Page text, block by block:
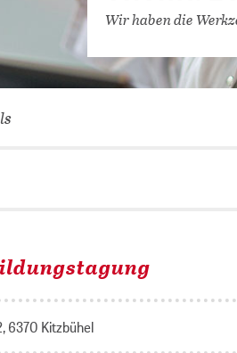
WIR FÜR SIE
DIGITALE
Wir haben die
6370 Kitzbühel